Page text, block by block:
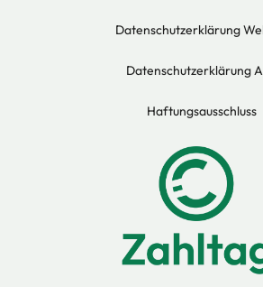
Datenschutzerklärung
Datenschutzerklärung
Haftungsausschluss